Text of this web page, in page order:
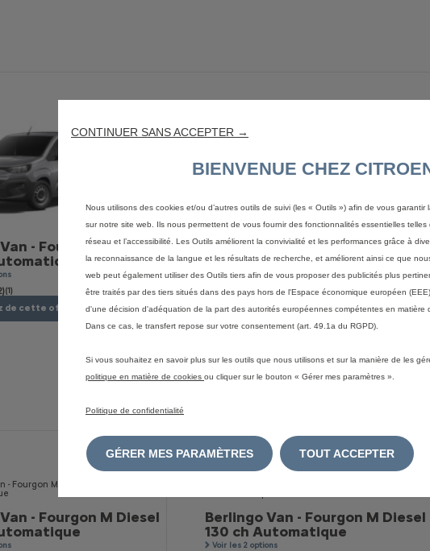
- Fourgon M Diesel
(1)
de cette offre
Berlingo Van - Fourgon M Diesel
130 ch Automatique
Voir les 3 options
30 200 €HT (2)(1)
Profitez de cette offre
- Fourgon M Diesel
Berlingo Van - Fourgon M Diesel
130 ch Automatique
Voir les 2 options
CONTINUER SANS ACCEPTER →
BIENVENUE CHEZ
Nous utilisons des cookies et/ou d’autres outils de suivi (les « Outils ») afin de vous garantir
sur notre site web. Ils nous permettent de vous fournir des fonctionnalités essentielles
réseau et l’accessibilité. Les Outils améliorent la convivialité et les performances grâce à
la reconnaissance de la langue et les résultats de recherche, et améliorent ainsi ce que
web peut également utiliser des Outils tiers afin de vous proposer des publicités plus
être traités par des tiers situés dans des pays hors de l'Espace économique européen
d'une décision d'adéquation de la part des autorités européennes compétentes en matière
Dans ce cas, le transfert repose sur votre consentement (art. 49.1a du RGPD).
Si vous souhaitez en savoir plus sur les outils que nous utilisons et sur la manière de les
politique en matière de cookies ou cliquer sur le bouton « Gérer mes paramètres ».
Politique de confidentialité
GÉRER MES PARAMÈTRES TOUT ACCEPTER